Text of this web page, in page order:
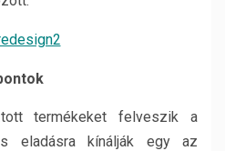
termékeket felveszik a
eladásra kínálják egy az